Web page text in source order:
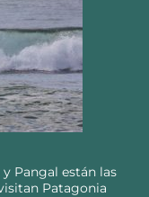
Pangal están las
Patagonia